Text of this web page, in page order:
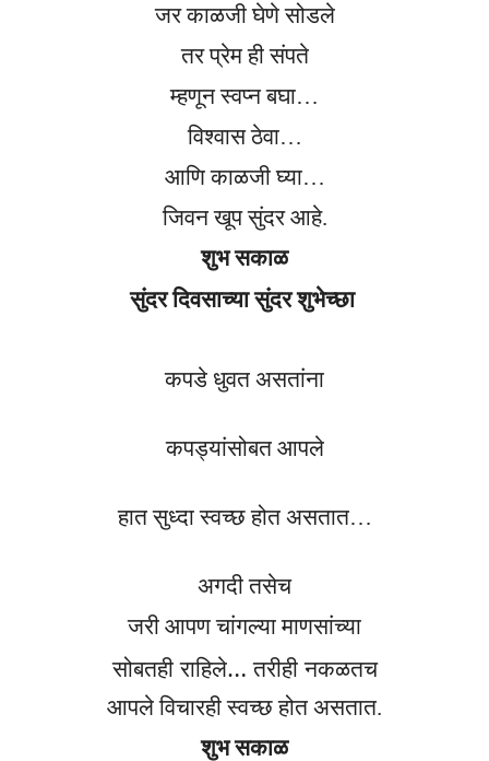
जर काळजी घेणे सोडले
तर प्रेम ही संपते
म्हणून स्वप्न बघा…
विश्वास ठेवा…
आणि काळजी घ्या…
जिवन खूप सुंदर आहे.
शुभ सकाळ
सुंदर दिवसाच्या सुंदर शुभेच्छा
कपडे धुवत असतांना
कपड्यांसोबत आपले
हात सुध्दा स्वच्छ होत असतात…
अगदी तसेच
जरी आपण चांगल्या माणसांच्या
सोबतही राहिले… तरीही नकळतच
आपले विचारही स्वच्छ होत असतात.
शुभ सकाळ